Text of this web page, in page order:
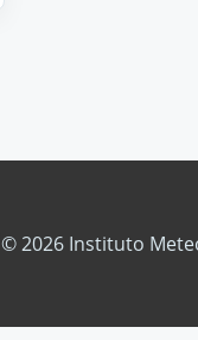
© 2026 Instituto